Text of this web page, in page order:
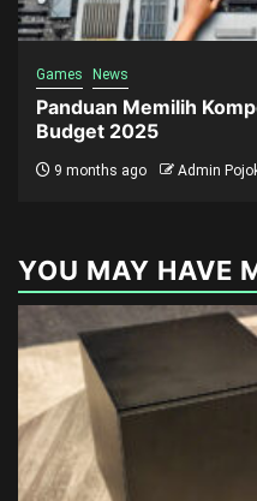
Games News
Panduan Memilih
Budget 2025
9 months ago Admin
YOU MAY HAVE